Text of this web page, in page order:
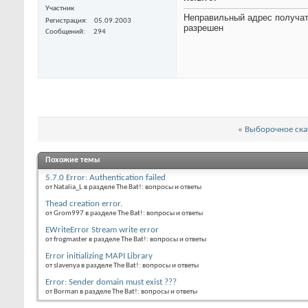
Участник
Регистрация
05.09.2003
Сообщений
294
Неправильный адрес
разрешен
« Выборочное
Похожие темы
5.7.0 Error: Authentication failed
от Natalia_L в разделе The Bat!: вопросы и ответы
Thead creation error.
от Grom997 в разделе The Bat!: вопросы и ответы
EWriteError Stream write error
от frogmaster в разделе The Bat!: вопросы и ответы
Error initializing MAPI Library
от slavenya в разделе The Bat!: вопросы и ответы
Error: Sender domain must exist ???
от Borman в разделе The Bat!: вопросы и ответы